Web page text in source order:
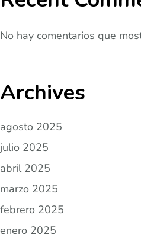
No hay comentarios que
Archives
agosto 2025
julio 2025
abril 2025
marzo 2025
febrero 2025
enero 2025